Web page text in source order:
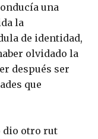
una
la
de identidad,
olvidado la
después ser
que
dio otro rut